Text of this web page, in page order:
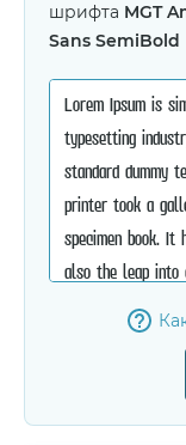
шрифта MGT
Sans SemiBold